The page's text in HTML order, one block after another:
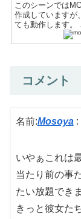
このシーンでは
作成していますが
ても動作します。
コメント
名前:Mosoya:
いやぁこれは
当たり前の事
たい放題でき
きっと彼女た